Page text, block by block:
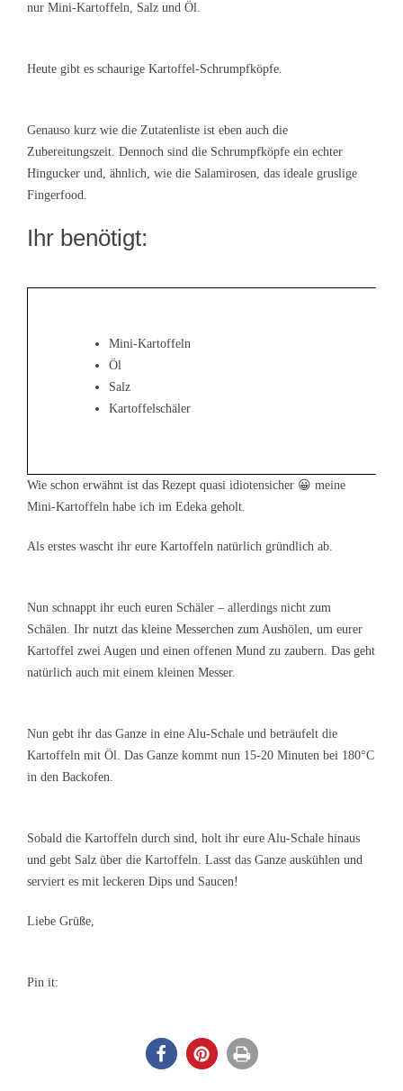
nur Mini-Kartoffeln, Salz und Öl.
Heute gibt es schaurige Kartoffel-Schrumpfköpfe.
Genauso kurz wie die Zutatenliste ist eben auch die
Zubereitungszeit. Dennoch sind die Schrumpfköpfe ein echter
Hingucker und, ähnlich, wie die Salamirosen, das ideale gruslige
Fingerfood.
Ihr benötigt:
Mini-Kartoffeln
Öl
Salz
Kartoffelschäler
Wie schon erwähnt ist das Rezept quasi idiotensicher 😀 meine
Mini-Kartoffeln habe ich im Edeka geholt.
Als erstes wascht ihr eure Kartoffeln natürlich gründlich ab.
Nun schnappt ihr euch euren Schäler – allerdings nicht zum
Schälen. Ihr nutzt das kleine Messerchen zum Aushölen, um eurer
Kartoffel zwei Augen und einen offenen Mund zu zaubern. Das geht
natürlich auch mit einem kleinen Messer.
Nun gebt ihr das Ganze in eine Alu-Schale und beträufelt die
Kartoffeln mit Öl. Das Ganze kommt nun 15-20 Minuten bei 180°C
in den Backofen.
Sobald die Kartoffeln durch sind, holt ihr eure Alu-Schale hinaus
und gebt Salz über die Kartoffeln. Lasst das Ganze auskühlen und
serviert es mit leckeren Dips und Saucen!
Liebe Grüße,
Pin it: